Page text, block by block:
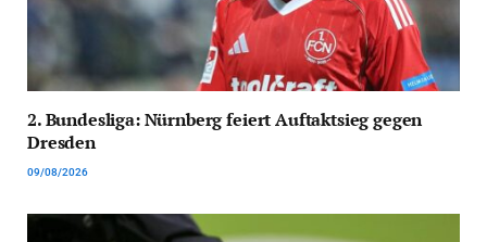
2. Bundesliga: Nürnberg feiert Auftaktsieg gegen
Dresden
09/08/2026